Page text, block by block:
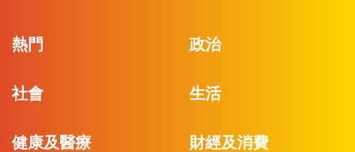
熱門 政治
社會 生活
健康及醫療 財經及消費